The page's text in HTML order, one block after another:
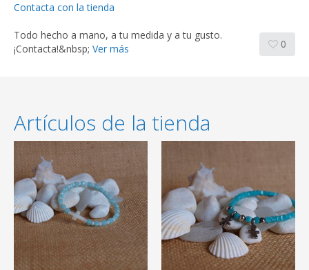
Contacta con la tienda
Todo hecho a mano, a tu medida y a tu gusto.
¡Contacta!&nbsp; Ver más 0
Artículos de la tienda